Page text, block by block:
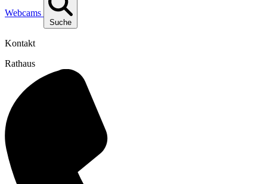
Webcams
Suche
Kontakt
Rathaus